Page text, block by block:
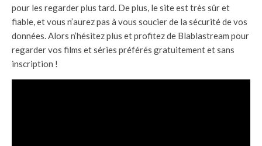
pour les regarder plus tard. De plus, le site est très sûr et
fiable, et vous n’aurez pas à vous soucier de la sécurité de vos
données. Alors n’hésitez plus et profitez de Blablastream pour
regarder vos films et séries préférés gratuitement et sans
inscription !